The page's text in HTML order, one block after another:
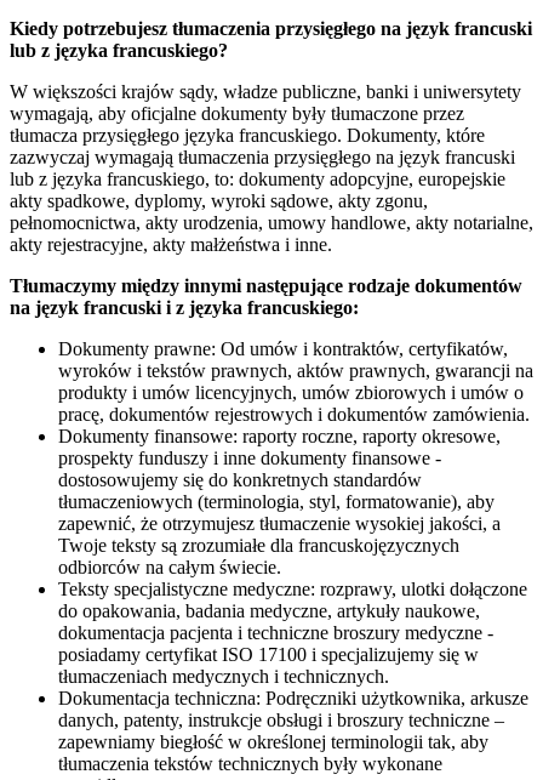
Kiedy potrzebujesz tłumaczenia przysięgłego na język francuski
lub z języka francuskiego?
W większości krajów sądy, władze publiczne, banki i uniwersytety
wymagają, aby oficjalne dokumenty były tłumaczone przez
tłumacza przysięgłego języka francuskiego. Dokumenty, które
zazwyczaj wymagają tłumaczenia przysięgłego na język francuski
lub z języka francuskiego, to: dokumenty adopcyjne, europejskie
akty spadkowe, dyplomy, wyroki sądowe, akty zgonu,
pełnomocnictwa, akty urodzenia, umowy handlowe, akty notarialne,
akty rejestracyjne, akty małżeństwa i inne.
Tłumaczymy między innymi następujące rodzaje dokumentów
na język francuski i z języka francuskiego:
Dokumenty prawne: Od umów i kontraktów, certyfikatów,
wyroków i tekstów prawnych, aktów prawnych, gwarancji na
produkty i umów licencyjnych, umów zbiorowych i umów o
pracę, dokumentów rejestrowych i dokumentów zamówienia.
Dokumenty finansowe: raporty roczne, raporty okresowe,
prospekty funduszy i inne dokumenty finansowe -
dostosowujemy się do konkretnych standardów
tłumaczeniowych (terminologia, styl, formatowanie), aby
zapewnić, że otrzymujesz tłumaczenie wysokiej jakości, a
Twoje teksty są zrozumiałe dla francuskojęzycznych
odbiorców na całym świecie.
Teksty specjalistyczne medyczne: rozprawy, ulotki dołączone
do opakowania, badania medyczne, artykuły naukowe,
dokumentacja pacjenta i techniczne broszury medyczne -
posiadamy certyfikat ISO 17100 i specjalizujemy się w
tłumaczeniach medycznych i technicznych.
Dokumentacja techniczna: Podręczniki użytkownika, arkusze
danych, patenty, instrukcje obsługi i broszury techniczne –
zapewniamy biegłość w określonej terminologii tak, aby
tłumaczenia tekstów technicznych były wykonane